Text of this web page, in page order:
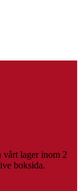
vårt lager inom 2
boksida.